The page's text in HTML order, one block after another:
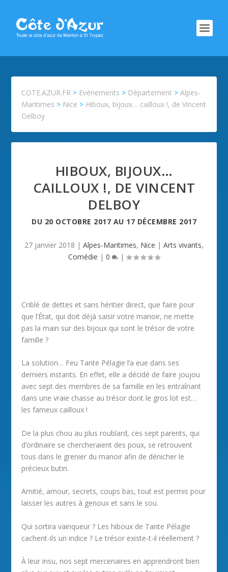
COTE.AZUR.FR > Evénements > Département >Alpes-
Maritimes > Nice > Hiboux, bijoux… cailloux !, de Vincent
Delboy
HIBOUX, BIJOUX…
CAILLOUX !, DE VINCENT
DELBOY
DU 20 OCTOBRE 2017 AU 17 DÉCEMBRE 2017
27 janvier 2018 | Alpes-Maritimes, Nice | Arts vivants,
Comédie | 0 |
Criblé de dettes et sans héritier direct, que faire pour
que l’État, qui doit déjà saisir votre manoir, ne mette
pas la main sur des bijoux qui sont le trésor de votre
famille ?
La solution… Feu Tante Pélagie l’a eue dans ses
derniers instants. En effet, elle a décidé de faire joujou
avec sept des membres de sa famille en les entraînant
dans une vraie chasse au trésor dont le gros lot est…
les fameux cailloux !
De la plus chou au plus roublard, ces sept parents, qui
d’ordinaire se chercheraient des poux, se retrouvent
tous dans le grenier du manoir afin de dénicher le
précieux butin.
Amitié, amour, secrets, coups bas, tout est permis pour
laisser les autres à genoux et sans le sou.
Qui sortira vainqueur ? Les hiboux de Tante Pélagie
cachent-ils un indice ? Le trésor existe-t-il réellement ?
À leur insu, nos sept mercenaires en apprendront bien